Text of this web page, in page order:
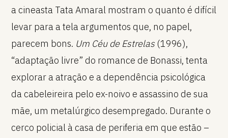
a cineasta Tata Amaral mostram o quanto é difícil
levar para a tela argumentos que, no papel,
parecem bons. Um Céu de Estrelas(1996),
“adaptação livre” do romance de Bonassi, tenta
explorar a atração e a dependência psicológica
da cabeleireira pelo ex-noivo e assassino de sua
mãe, um metalúrgico desempregado. Durante o
cerco policial à casa de periferia em que estão –